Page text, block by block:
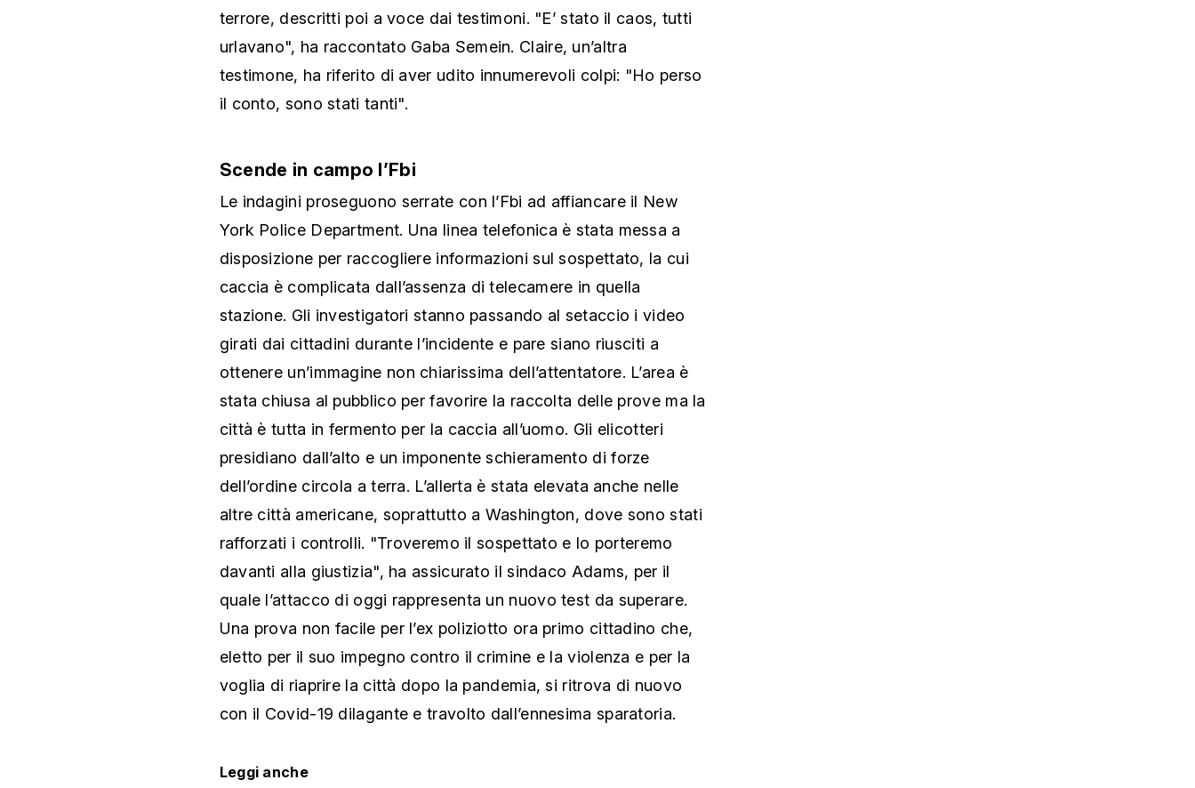
terrore, descritti poi a voce dai testimoni. "E’ stato il caos, tutti
urlavano", ha raccontato Gaba Semein. Claire, un’altra
testimone, ha riferito di aver udito innumerevoli colpi: "Ho perso
il conto, sono stati tanti".
Scende in campo l’Fbi
Le indagini proseguono serrate con l’Fbi ad affiancare il New
York Police Department. Una linea telefonica è stata messa a
disposizione per raccogliere informazioni sul sospettato, la cui
caccia è complicata dall’assenza di telecamere in quella
stazione. Gli investigatori stanno passando al setaccio i video
girati dai cittadini durante l’incidente e pare siano riusciti a
ottenere un’immagine non chiarissima dell’attentatore. L’area è
stata chiusa al pubblico per favorire la raccolta delle prove ma la
città è tutta in fermento per la caccia all’uomo. Gli elicotteri
presidiano dall’alto e un imponente schieramento di forze
dell’ordine circola a terra. L’allerta è stata elevata anche nelle
altre città americane, soprattutto a Washington, dove sono stati
rafforzati i controlli. "Troveremo il sospettato e lo porteremo
davanti alla giustizia", ha assicurato il sindaco Adams, per il
quale l’attacco di oggi rappresenta un nuovo test da superare.
Una prova non facile per l’ex poliziotto ora primo cittadino che,
eletto per il suo impegno contro il crimine e la violenza e per la
voglia di riaprire la città dopo la pandemia, si ritrova di nuovo
con il Covid-19 dilagante e travolto dall’ennesima sparatoria.
Leggi anche